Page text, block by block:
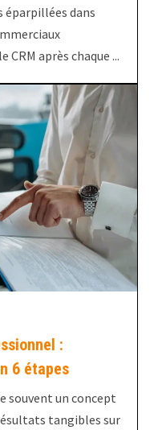
dans
après chaque ...
:
6 étapes
souvent un concept
tangibles sur